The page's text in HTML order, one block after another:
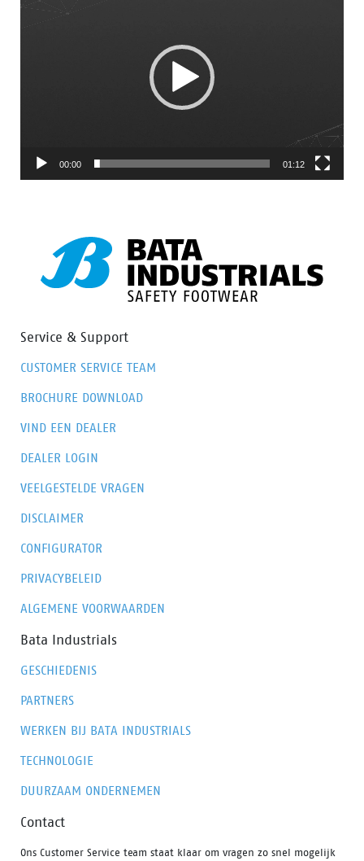
is de aluminium veiligheidsneus. Deze biedt dezelfde
gewicht. Ook het FlexGuard® perforatiebestendige
inzetstuk is non-metaal, en toch voorkomt het dat
scherpe voorwerpen tot een diameter van 3 mm de
zool perforeren. Tot slot is de Sling een plezier om
langdurig te gebruiken. Met het BOA® Fit-systeem heb
nauwsluitende pasvorm. Een van de belangrijkste
veiligheid, geen gedoe.
00:00 01:12
Service & Support
CUSTOMER SERVICE TEAM
BROCHURE DOWNLOAD
VIND EEN DEALER
DEALER LOGIN
VEELGESTELDE VRAGEN
DISCLAIMER
CONFIGURATOR
PRIVACYBELEID
ALGEMENE VOORWAARDEN
Bata Industrials
GESCHIEDENIS
PARTNERS
WERKEN BIJ BATA INDUSTRIALS
TECHNOLOGIE
DUURZAAM ONDERNEMEN
Contact
Ons Customer Service team staat klaar om vragen zo snel mogelijk